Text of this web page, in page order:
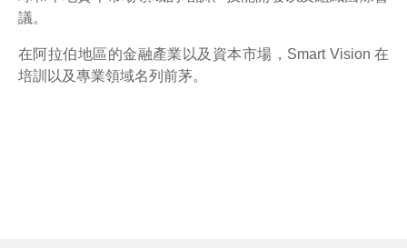
議。
在阿拉伯地區的金融產業以及資本市場，Smart Vision 在
培訓以及專業領域名列前茅。